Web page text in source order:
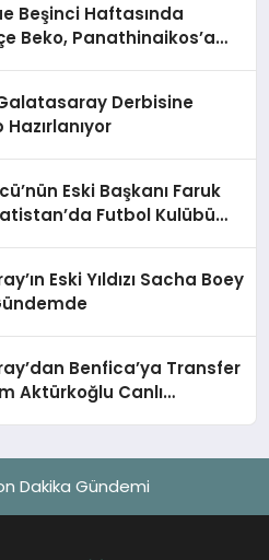
Beşinci Haftasında
Beko, Panathinaikos’a
Derbisine
Eski Başkanı Faruk
Futbol Kulübü
Eski Yıldızı Sacha Boey
Benfica’ya Transfer
Aktürkoğlu Canlı
Dakika Gündemi